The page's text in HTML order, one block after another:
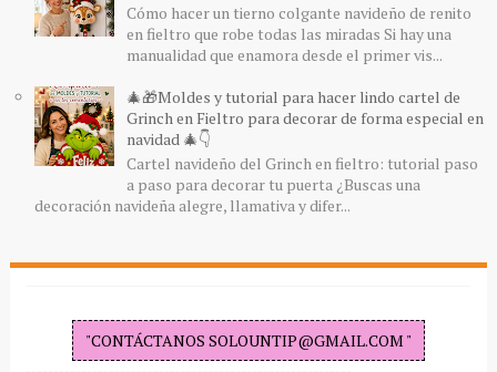
Cómo hacer un tierno colgante navideño de renito
en fieltro que robe todas las miradas Si hay una
manualidad que enamora desde el primer vis...
🎄🎁Moldes y tutorial para hacer lindo cartel de
Grinch en Fieltro para decorar de forma especial en
navidad 🎄👇
Cartel navideño del Grinch en fieltro: tutorial paso
a paso para decorar tu puerta ¿Buscas una
decoración navideña alegre, llamativa y difer...
"CONTÁCTANOS SOLOUNTIP@GMAIL.COM "